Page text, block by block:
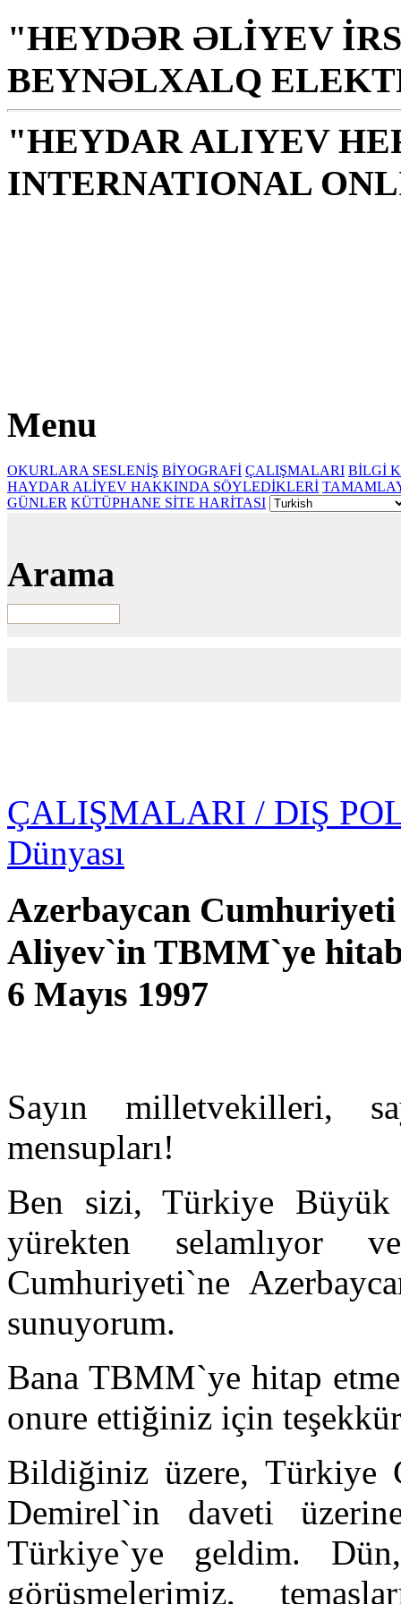
"HEYDƏR ƏLİYEV
BEYNƏLXALQ
"HEYDAR ALIYEV
INTERNATIONAL
Menu
OKURLARA SESLENİŞ BİYOGRAFİ ÇALIŞMALARI BİLGİ
HAYDAR ALİYEV HAKKINDA SÖYLEDİKLERİ
GÜNLER KÜTÜPHANE SİTE HARİTASI
Arama
ÇALIŞMALARI / DIŞ
Dünyası
Azerbaycan
Aliyev`in TBMM`ye
6 Mayıs 1997
Sayın milletvekilleri,
mensupları!
Ben sizi, Türkiye
yürekten selamlıyor
Cumhuriyeti`ne
sunuyorum.
Bana TBMM`ye hitap
onure ettiğiniz için
Bildiğiniz üzere, Türkiye
Demirel`in daveti
Türkiye`ye geldim.
görüşmelerimiz,